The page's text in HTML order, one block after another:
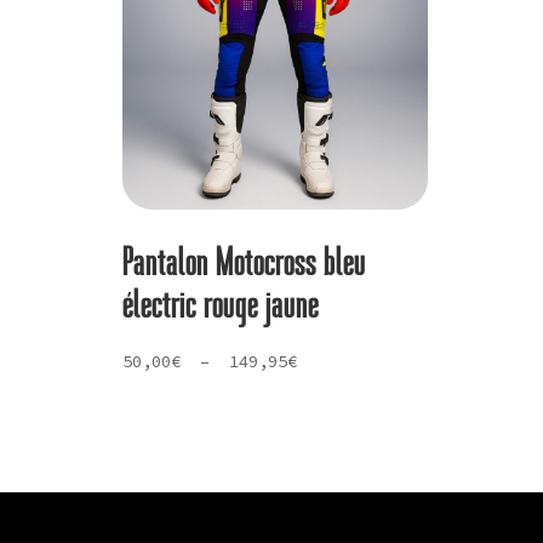
Pantalon Motocross bleu
électric rouge jaune
50,00€ – 149,95€Plage
149,95€